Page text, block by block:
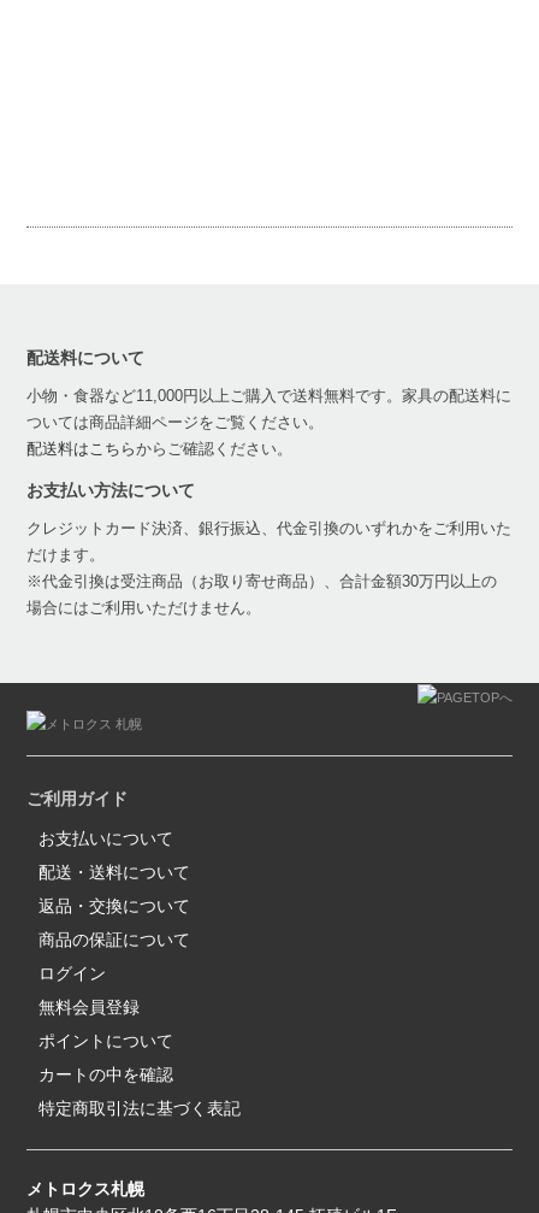
配送料について
小物・食器など11,000円以上ご購入で送料無料です。家具の配送料に
ついては商品詳細ページをご覧ください。
配送料はこちらからご確認ください。
お支払い方法について
クレジットカード決済、銀行振込、代金引換のいずれかをご利用いた
だけます。
※代金引換は受注商品（お取り寄せ商品）、合計金額30万円以上の
場合にはご利用いただけません。
ご利用ガイド
お支払いについて
配送・送料について
返品・交換について
商品の保証について
ログイン
無料会員登録
ポイントについて
カートの中を確認
特定商取引法に基づく表記
メトロクス札幌